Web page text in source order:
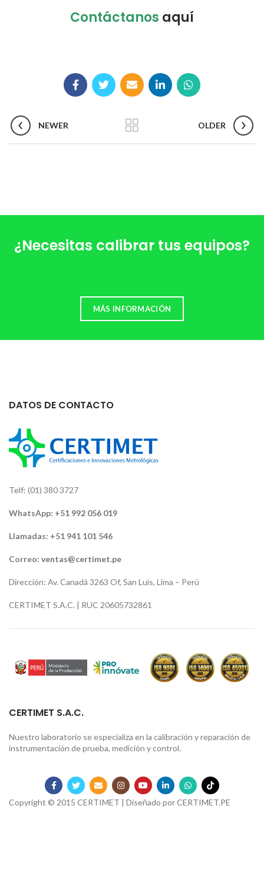
Contáctanos aquí
NEWER OLDER
¿Necesitas calibrar tus equipos?
MÁS INFORMACIÓN
DATOS DE CONTACTO
Telf: (01) 380 3727
WhatsApp: +51 992 056 019
Llamadas: +51 941 101 546
Correo: ventas@certimet.pe
Dirección: Av. Canadá 3263 Of, San Luis, Lima – Perú
CERTIMET S.A.C. | RUC 20605732861
CERTIMET S.A.C.
Nuestro laboratorio se especializa en la calibración y reparación de
instrumentación de prueba, medición y control.
Copyright © 2015 CERTIMET | Diseñado porCERTIMET.PE